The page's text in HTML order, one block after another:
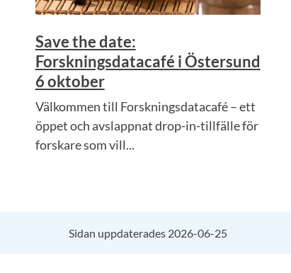
Save the date:
Forskningsdatacafé i Östersund
6 oktober
Välkommen till Forskningsdatacafé – ett
öppet och avslappnat drop-in-tillfälle för
forskare som vill...
Sidan uppdaterades 2026-06-25